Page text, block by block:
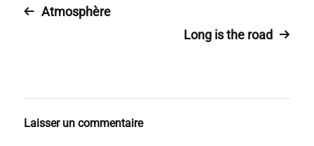
Atmosphère
Long is the road
Laisser un commentaire